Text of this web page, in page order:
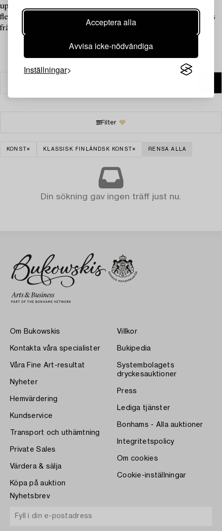
Acceptera alla
Avvisa icke-nödvändiga
Inställningar
upplevelse av konstnärernas samtid och en nostalgisk resa. De
flesta av dessa konstnärer finns även representerade på Sveriges
främsta museer.
Filter
KONST KLASSISK FINLÄNDSK KONST RENSA ALLA
Din sökning gav ingen träff just nu.
Om Bukowskis
Kontakta våra specialister
Våra Fine Art-resultat
Nyheter
Hemvärdering
Kundservice
Transport och uthämtning
Private Sales
Värdera & sälja
Köpa på auktion
Villkor
Bukipedia
Systembolagets
dryckesauktioner
Press
Lediga tjänster
Bonhams - Alla auktioner
Integritetspolicy
Om cookies
Cookie-inställningar
Nyhetsbrev